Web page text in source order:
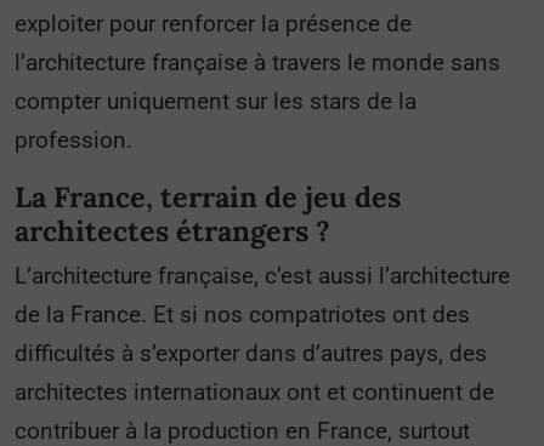
exploiter pour renforcer la présence de
l’architecture française à travers le monde sans
compter uniquement sur les stars de la
profession.
La France, terrain de jeu des
architectes étrangers ?
L’architecture française, c’est aussi l’architecture
de la France. Et si nos compatriotes ont des
difficultés à s’exporter dans d’autres pays, des
architectes internationaux ont et continuent de
contribuer à la production en France, surtout